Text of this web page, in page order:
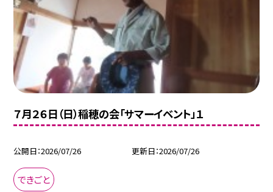
７月２６日（日）稲穂の会「サマーイベント」１
公開日 2026/07/26 更新日 2026/07/26
できごと